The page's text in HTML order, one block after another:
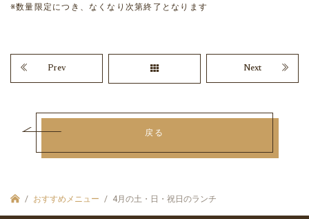
※数量限定につき、なくなり次第終了となります
Prev Next
戻る
おすすめメニュー 4月の土・日・祝日のランチ